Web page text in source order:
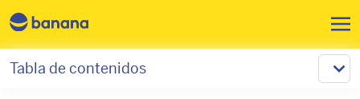
Tabla de contenidos